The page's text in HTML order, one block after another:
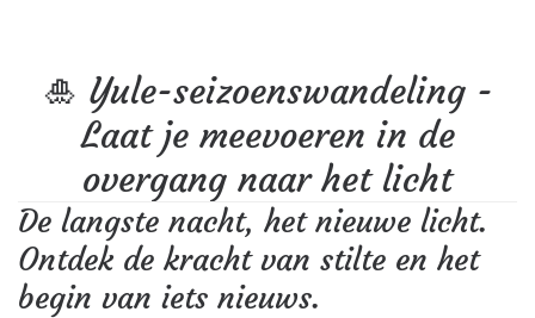
🎍 Yule-seizoenswandeling -
Laat je meevoeren in de
overgang naar het licht
De langste nacht, het nieuwe licht.
Ontdek de kracht van stilte en het
begin van iets nieuws.